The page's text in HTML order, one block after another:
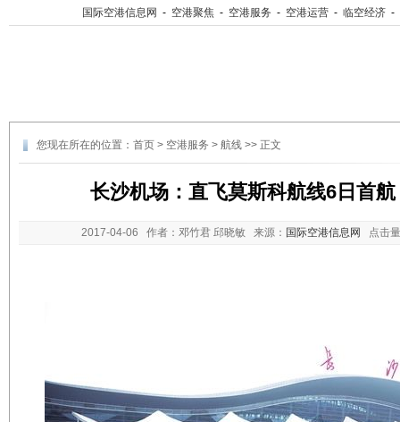
国际空港信息网 - 空港聚焦 - 空港服务 - 空港运营 - 临空经济 -
您现在所在的位置： 首页 > 空港服务 > 航线 >> 正文
长沙机场：直飞莫斯科航线6日首
2017-04-06 作者：邓竹君 邱晓敏 来源： 国际空港信息网 点击